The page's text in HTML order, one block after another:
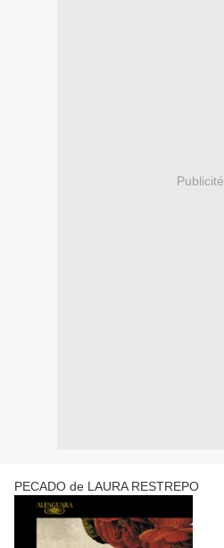
Publicité
PECADO de LAURA RESTREPO